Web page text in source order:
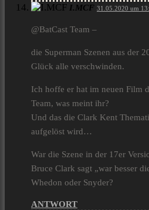
I.MCF 31.05.2020 um
@BatCast Team –
die Superman Szenen aus der
Glück alle verschwinden.
Ich hoffe er hat im neuen Film
Team, was meint ihr?
Und das die Clark Kent
aufgelöst wird…
War die Szene in der 17er
Bruce Clark sagt „war besser
Whedon oder Snyder?
ANTWORT